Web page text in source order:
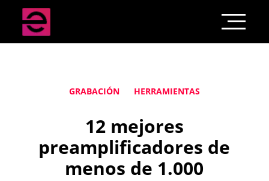
GRABACIÓN HERRAMIENTAS
12 mejores
preamplificadores de
menos de 1.000